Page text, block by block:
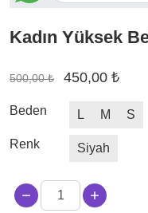
Kadın Yüksek
500,00 ₺ 450,00 ₺
Beden L M S
Renk Siyah